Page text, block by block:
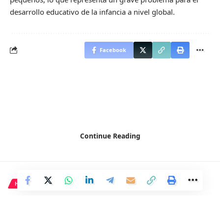
desarrollo educativo de la infancia a nivel global.
Facebook
Continue Reading
HISTORIA